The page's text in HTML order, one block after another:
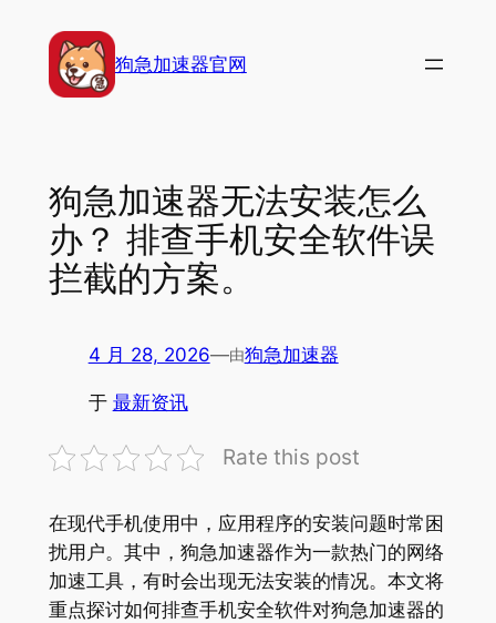
狗急加速器官网
狗急加速器无法安装怎么
办？ 排查手机安全软件误
拦截的方案。
4 月 28, 2026—由狗急加速器
于 最新资讯
Rate this post
在现代手机使用中，应用程序的安装问题时常困
扰用户。其中，狗急加速器作为一款热门的网络
加速工具，有时会出现无法安装的情况。本文将
重点探讨如何排查手机安全软件对狗急加速器的